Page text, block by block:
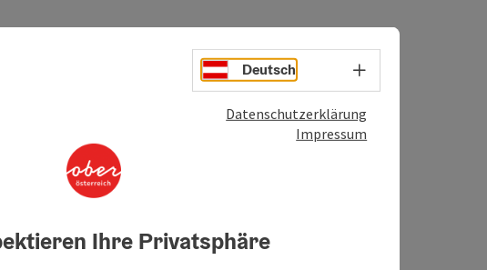
Deutsch Sprachwahl -
Datenschutzerklärung
Impressum
Ihre Privatsphäre